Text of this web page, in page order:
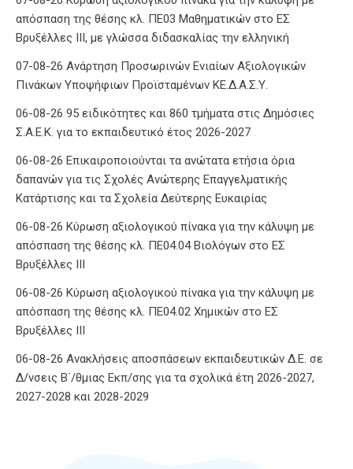
απόσπαση της θέσης κλ. ΠΕ03 Μαθηματικών στο ΕΣ
Βρυξέλλες ΙΙΙ, με γλώσσα διδασκαλίας την ελληνική
07-08-26 Ανάρτηση Προσωρινών Ενιαίων Αξιολογικών
Πινάκων Υποψήφιων Προϊσταμένων ΚΕ.Δ.Α.Σ.Υ.
06-08-26 95 ειδικότητες και 860 τμήματα στις Δημόσιες
Σ.Α.Ε.Κ. για το εκπαιδευτικό έτος 2026-2027
06-08-26 Επικαιροποιούνται τα ανώτατα ετήσια όρια
δαπανών για τις Σχολές Ανώτερης Επαγγελματικής
Κατάρτισης και τα Σχολεία Δεύτερης Ευκαιρίας
06-08-26 Κύρωση αξιολογικού πίνακα για την κάλυψη με
απόσπαση της θέσης κλ. ΠΕ04.04 Βιολόγων στο ΕΣ
Βρυξέλλες ΙΙΙ
06-08-26 Κύρωση αξιολογικού πίνακα για την κάλυψη με
απόσπαση της θέσης κλ. ΠΕ04.02 Χημικών στο ΕΣ
Βρυξέλλες ΙΙΙ
06-08-26 Ανακλήσεις αποσπάσεων εκπαιδευτικών Δ.Ε. σε
Δ/νσεις Β΄/θμιας Εκπ/σης για τα σχολικά έτη 2026-2027,
2027-2028 και 2028-2029